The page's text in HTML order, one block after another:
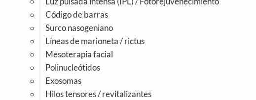
Código de barras
Surco nasogeniano
Líneas de marioneta / rictus
Mesoterapia facial
Polinucleótidos
Exosomas
Hilos tensores / revitalizantes